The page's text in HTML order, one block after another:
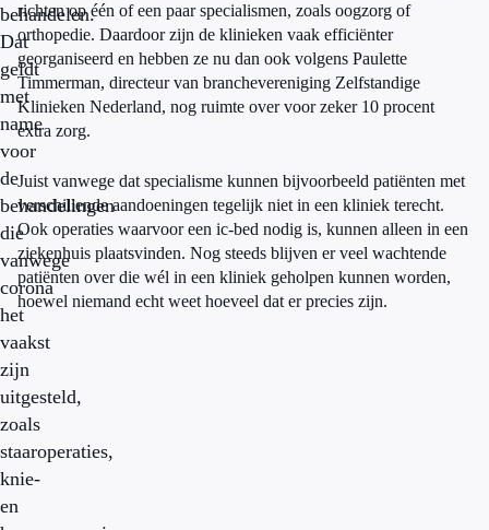
behandelen.
Dat
geldt
met
name
voor
de
behandelingen
die
vanwege
corona
het
vaakst
zijn
uitgesteld,
zoals
staaroperaties,
knie-
en
richten op één of een paar specialismen, zoals oogzorg of
orthopedie. Daardoor zijn de klinieken vaak efficiënter
georganiseerd en hebben ze nu dan ook volgens Paulette
Timmerman, directeur van branchevereniging Zelfstandige
Klinieken Nederland, nog ruimte over voor zeker 10 procent
extra zorg.
Juist vanwege dat specialisme kunnen bijvoorbeeld patiënten met
verschillende aandoeningen tegelijk niet in een kliniek terecht.
Ook operaties waarvoor een ic-bed nodig is, kunnen alleen in een
ziekenhuis plaatsvinden. Nog steeds blijven er veel wachtende
patiënten over die wél in een kliniek geholpen kunnen worden,
hoewel niemand echt weet hoeveel dat er precies zijn.